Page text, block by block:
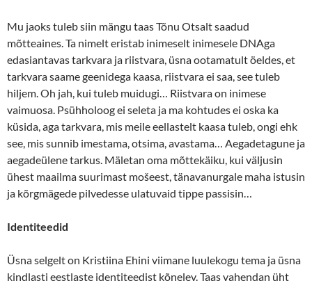
Mu jaoks tuleb siin mängu taas Tõnu Otsalt saadud
mõtteaines. Ta nimelt eristab inimeselt inimesele DNAga
edasiantavas tarkvara ja riistvara, üsna ootamatult öeldes, et
tarkvara saame geenidega kaasa, riistvara ei saa, see tuleb
hiljem. Oh jah, kui tuleb muidugi… Riistvara on inimese
vaimuosa. Psühholoog ei seleta ja ma kohtudes ei oska ka
küsida, aga tarkvara, mis meile eellastelt kaasa tuleb, ongi ehk
see, mis sunnib imestama, otsima, avastama… Aegadetagune ja
aegadeülene tarkus. Mäletan oma mõttekäiku, kui väljusin
ühest maailma suurimast mošeest, tänavanurgale maha istusin
ja kõrgmägede pilvedesse ulatuvaid tippe passisin…
Identiteedid
Üsna selgelt on Kristiina Ehini viimane luulekogu tema ja üsna
kindlasti eestlaste identiteedist kõnelev. Taas vahendan üht